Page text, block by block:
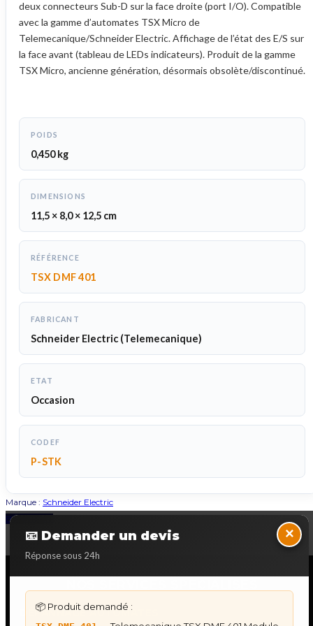
deux connecteurs Sub-D sur la face droite (port I/O). Compatible
avec la gamme d’automates TSX Micro de
Telemecanique/Schneider Electric. Affichage de l’état des E/S sur
la face avant (tableau de LEDs indicateurs). Produit de la gamme
TSX Micro, ancienne génération, désormais obsolète/discontinué.
POIDS
0,450 kg
DIMENSIONS
11,5 × 8,0 × 12,5 cm
RÉFÉRENCE
TSX DMF 401
FABRICANT
Schneider Electric (Telemecanique)
ETAT
Occasion
CODEF
P-STK
Marque : Schneider Electric
📧 Demander un devis
Réponse sous 24h
×
📦 Produit demandé :
Back to Top
DÉPANNAGE AUTOMATES